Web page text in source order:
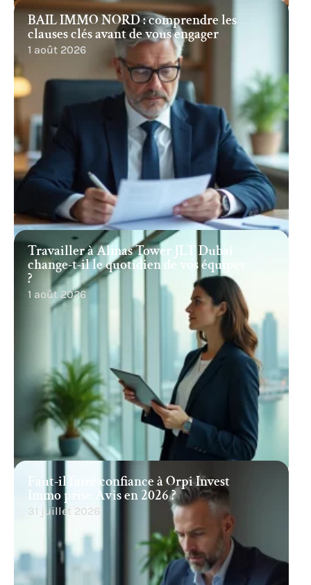
BAIL IMMO NORD : comprendre les
clauses clés avant de vous engager
1 août 2026
Travailler à Almas Tower JLT Dubai
change-t-il le quotidien de vos équipes
?
1 août 2026
Faut-il faire confiance à Orpi Invest
Immo prise Avis en 2026 ?
31 juillet 2026